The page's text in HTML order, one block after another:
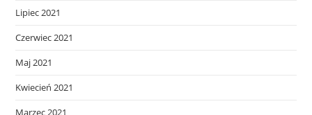
Lipiec 2021
Czerwiec 2021
Maj 2021
Kwiecień 2021
Marzec 2021